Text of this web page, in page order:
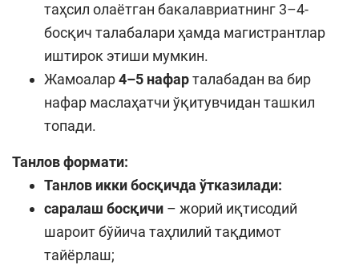
таҳсил олаётган бакалавриатнинг 3–4-
босқич талабалари ҳамда магистрантлар
иштирок этиши мумкин.
Жамоалар4–5 нафарталабадан ва бир
нафар маслаҳатчи ўқитувчидан ташкил
топади.
Танлов формати:
Танлов икки босқичда ўтказилади:
саралаш босқичи – жорий иқтисодий
шароит бўйича таҳлилий тақдимот
тайёрлаш;